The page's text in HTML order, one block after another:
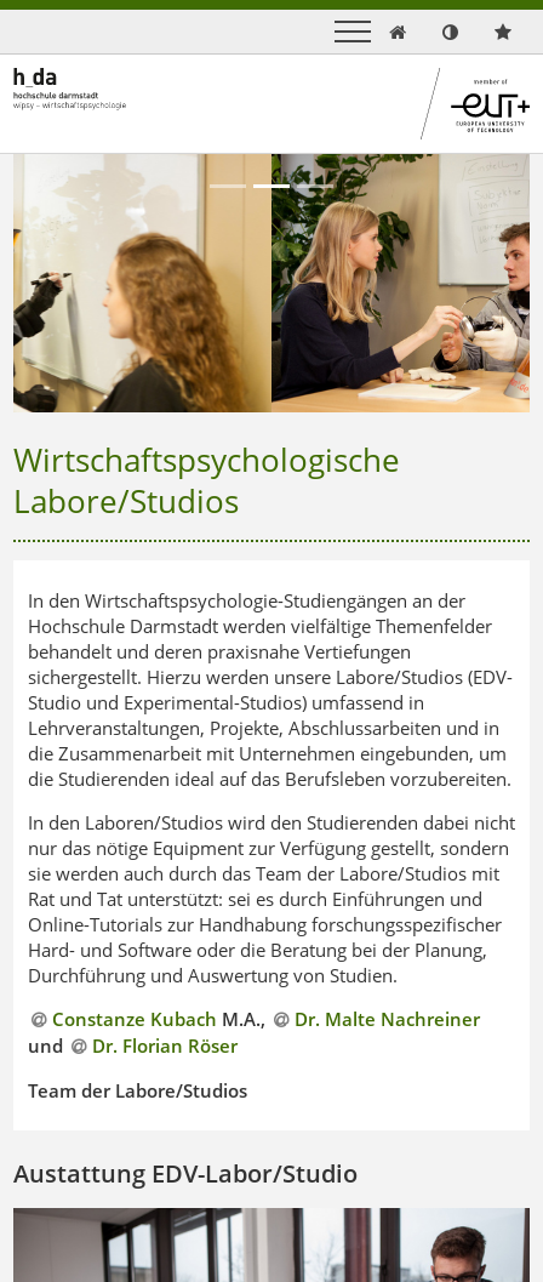

Previous Next
Wirtschaftspsychologische
Labore/Studios
In den Wirtschaftspsychologie-Studiengängen an der
Hochschule Darmstadt werden vielfältige Themenfelder
behandelt und deren praxisnahe Vertiefungen
sichergestellt. Hierzu werden unsere Labore/Studios (EDV-
Studio und Experimental-Studios) umfassend in
Lehrveranstaltungen, Projekte, Abschlussarbeiten und in
die Zusammenarbeit mit Unternehmen eingebunden, um
die Studierenden ideal auf das Berufsleben vorzubereiten.
In den Laboren/Studios wird den Studierenden dabei nicht
nur das nötige Equipment zur Verfügung gestellt, sondern
sie werden auch durch das Team der Labore/Studios mit
Rat und Tat unterstützt: sei es durch Einführungen und
Online-Tutorials zur Handhabung forschungsspezifischer
Hard- und Software oder die Beratung bei der Planung,
Durchführung und Auswertung von Studien.
Constanze Kubach M.A.,
Dr. Malte Nachreiner
und
Dr. Florian Röser
Team der Labore/Studios
Austattung EDV-Labor/Studio